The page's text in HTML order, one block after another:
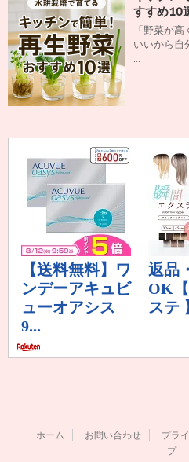
すすめ10
「野菜が
いいから自
...
ホーム お問い合わせ プラ
プ